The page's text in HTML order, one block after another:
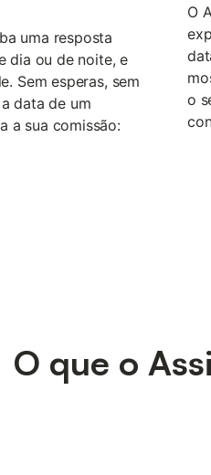
uma resposta
dia ou de noite, e
Sem esperas, sem
data de um
a sua comissão:
O
o
O que o